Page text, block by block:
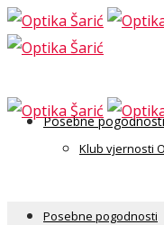
Posebne pogodnosti
Klub vjernosti
Posebne pogodnosti